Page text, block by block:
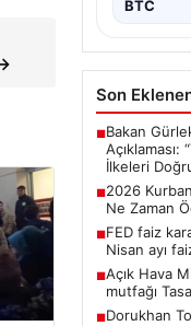
BTC
Son
■Bakan
İlkeleri
■2026
Ne Zaman
■FED faiz
Nisan ayı
■Açık Hava
mutfağı
■Dorukhan